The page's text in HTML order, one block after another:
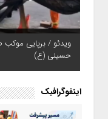
ویدئو / برپایی
حسینی (ع)
اینفوگرافیک